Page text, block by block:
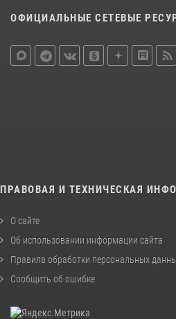
ОФИЦИАЛЬНЫЕ СЕТЕВЫЕ
ПРАВОВАЯ И ТЕХНИЧЕСКАЯ
О сайте
Об использовании информации сайта
Правила обработки персональных
Сообщить об ошибке